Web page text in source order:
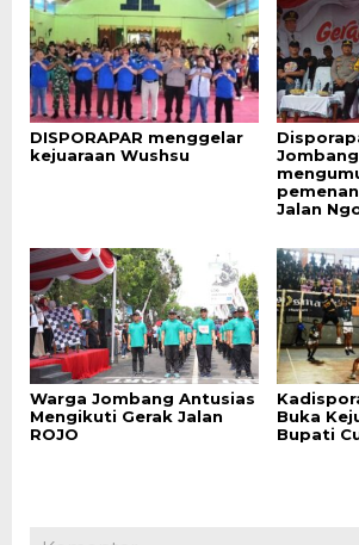
DISPORAPAR menggelar
kejuaraan Wushsu
Jalan
Warga Jombang Antusias
Mengikuti Gerak Jalan
ROJO
Buka
Bupati